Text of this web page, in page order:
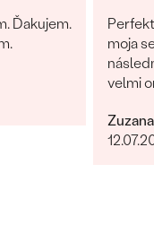
Ďakujem.
moja
velmi
Zuzana